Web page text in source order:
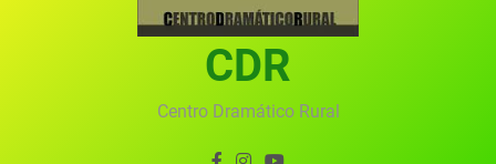
Textos seleccionados en el VI Certamen
Francisco Nieva de piezas breves teatrales
convocado por el Centro Dramático Rural de Mira
Gala anual virtual del Centro Dramático Rural de
CDR
Centro Dramático Rural